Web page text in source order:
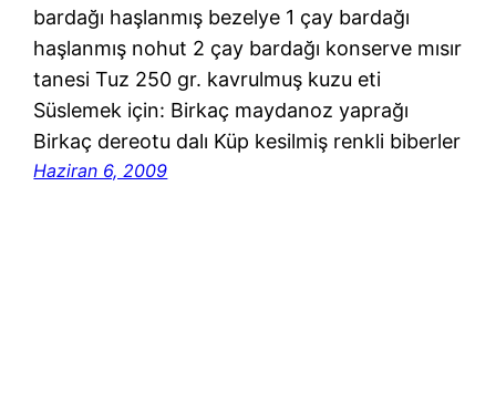
bardağı haşlanmış bezelye 1 çay bardağı
haşlanmış nohut 2 çay bardağı konserve mısır
tanesi Tuz 250 gr. kavrulmuş kuzu eti
Süslemek için: Birkaç maydanoz yaprağı
Birkaç dereotu dalı Küp kesilmiş renkli biberler
Haziran 6, 2009